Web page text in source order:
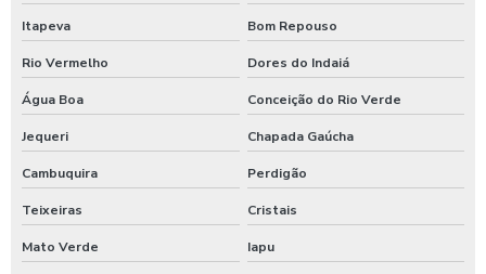
Itapeva Bom Repouso
Rio Vermelho Dores do Indaiá
Água Boa Conceição do Rio Verde
Jequeri Chapada Gaúcha
Cambuquira Perdigão
Teixeiras Cristais
Mato Verde Iapu